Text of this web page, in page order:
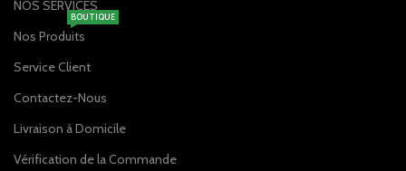
NOS SERVICES
Nos Produits
BOUTIQUE
Service Client
Contactez-Nous
Livraison à Domicile
Vérification de la Commande